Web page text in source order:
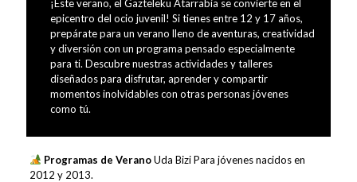
¡Este verano, el Gazteleku Atarrabia se convierte en el
epicentro del ocio juvenil! Si tienes entre 12 y 17 años,
prepárate para un verano lleno de aventuras, creatividad
y diversión con un programa pensado especialmente
para ti. Descubre nuestras actividades y talleres
diseñados para disfrutar, aprender y compartir
momentos inolvidables con otras personas jóvenes
como tú.
Programas de VeranoUda Bizi Para jóvenes nacidos en
2012 y 2013.